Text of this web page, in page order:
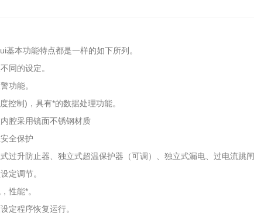
本功能特点都是一样的如下所列。
同的设定。
功能。
控制)，具有*的数据处理功能。
腔采用镜面不锈钢材质
全保护
过升防止器、独立式超温保护器（可调）、独立式漏电、过电流跳闸
定调节。
性能*。
定程序恢复运行。